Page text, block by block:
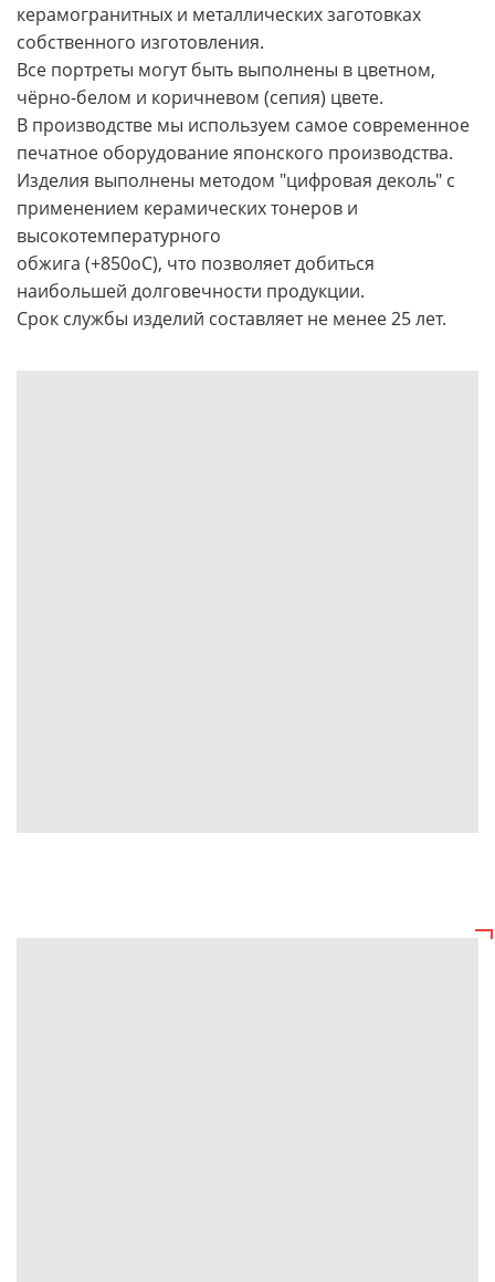
керамогранитных и металлических заготовках
собственного изготовления.
Все портреты могут быть выполнены в цветном,
чёрно-белом и коричневом (сепия) цвете.
В производстве мы используем самое современное
печатное оборудование японского производства.
Изделия выполнены методом "цифровая деколь" с
применением керамических тонеров и
высокотемпературного
обжига (+850oС), что позволяет добиться
наибольшей долговечности продукции.
Срок службы изделий составляет не менее 25 лет.